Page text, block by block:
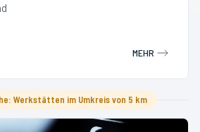
MEHR
Werkstätten im Umkreis von 5 km